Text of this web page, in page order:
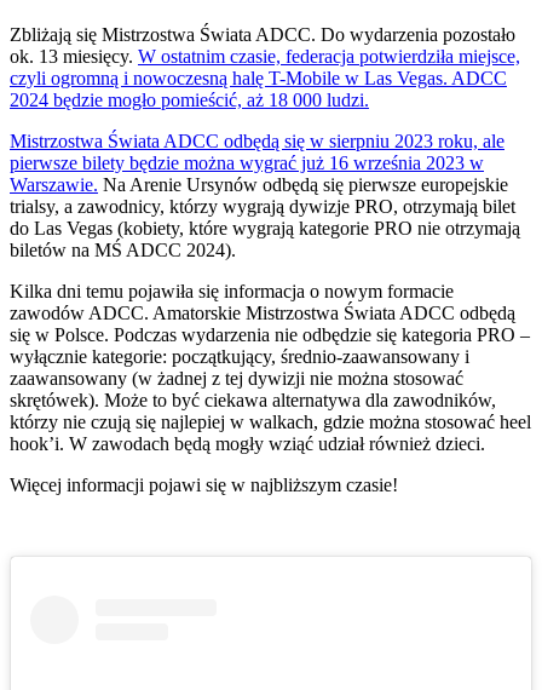
Zbliżają się Mistrzostwa Świata ADCC. Do wydarzenia pozostało
ok. 13 miesięcy. W ostatnim czasie, federacja potwierdziła miejsce,
czyli ogromną i nowoczesną halę T-Mobile w Las Vegas. ADCC
2024 będzie mogło pomieścić, aż 18 000 ludzi.
Mistrzostwa Świata ADCC odbędą się w sierpniu 2023 roku, ale
pierwsze bilety będzie można wygrać już 16 września 2023 w
Warszawie. Na Arenie Ursynów odbędą się pierwsze europejskie
trialsy, a zawodnicy, którzy wygrają dywizje PRO, otrzymają bilet
do Las Vegas (kobiety, które wygrają kategorie PRO nie otrzymają
biletów na MŚ ADCC 2024).
Kilka dni temu pojawiła się informacja o nowym formacie
zawodów ADCC. Amatorskie Mistrzostwa Świata ADCC odbędą
się w Polsce. Podczas wydarzenia nie odbędzie się kategoria PRO –
wyłącznie kategorie: początkujący, średnio-zaawansowany i
zaawansowany (w żadnej z tej dywizji nie można stosować
skrętówek). Może to być ciekawa alternatywa dla zawodników,
którzy nie czują się najlepiej w walkach, gdzie można stosować heel
hook’i. W zawodach będą mogły wziąć udział również dzieci.
Więcej informacji pojawi się w najbliższym czasie!